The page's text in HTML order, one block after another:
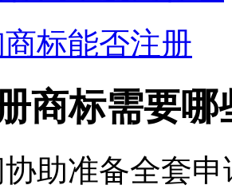
标能否注册
商标需要哪
助准备全套